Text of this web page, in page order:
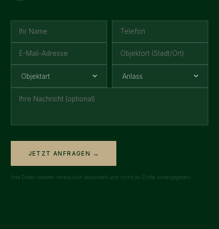
JETZT ANFRAGEN →
Ihre Daten werden vertraulich behandelt und nicht an Dritte weitergegeben.